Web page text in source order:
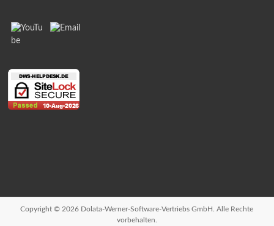
Copyright © 2026 Dolata-Werner-Software-Vertriebs GmbH. Alle Rechte
vorbehalten.